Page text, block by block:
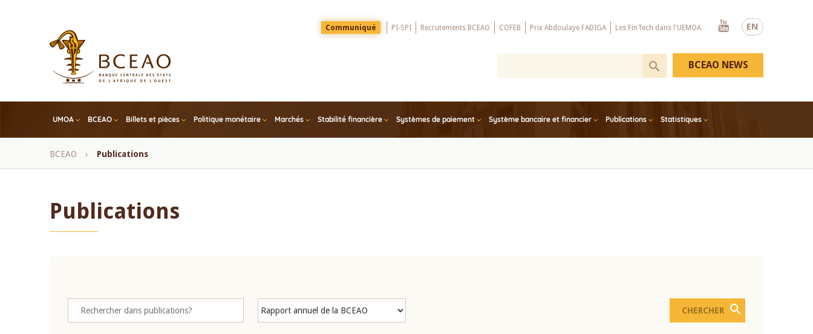
EN
Menu
Top
Communiqué PI-SPI Recrutements BCEAO COFEB Prix Abdoulaye FADIGA Les FinTech dans l'UEMOA
Youtube
UMOA BCEAO Billets et pièces Politique monétaire Marchés Stabilité financière Systèmes de paiement Système bancaire et financier Publications Statistiques
BCEAO NEWS
Fil
BCEAO Publications
Publications